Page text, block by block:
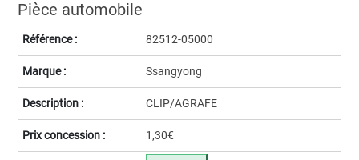
Pièce automobile
Référence : 82512-05000
Marque : Ssangyong
Description : CLIP/AGRAFE
Prix concession : 1,30€